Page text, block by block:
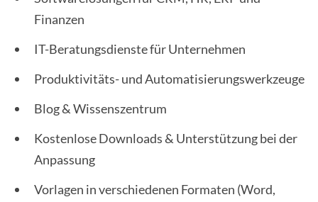
Finanzen
IT-Beratungsdienste für Unternehmen
Produktivitäts- und Automatisierungswerkzeuge
Blog & Wissenszentrum
Kostenlose Downloads & Unterstützung bei der
Anpassung
Vorlagen in verschiedenen Formaten (Word,